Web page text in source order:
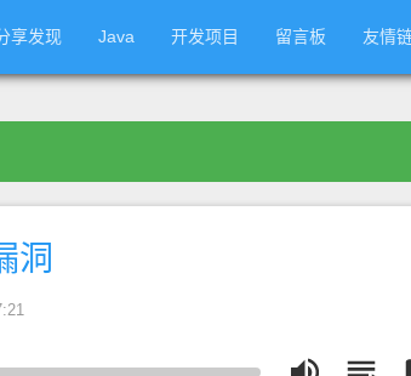
享发现 Java 开发项目 留言板 友情
洞